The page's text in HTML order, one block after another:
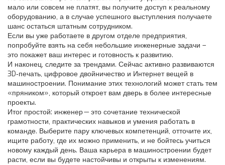
мало или совсем не платят, вы получите доступ к реальному
оборудованию, а в случае успешного выступления получаете
шанс остаться штатным сотрудником.
Если вы уже работаете в другом отделе предприятия,
попробуйте взять на себя небольшие инженерные задачи –
это покажет ваш интерес и готовность к развитию.
И наконец, следите за трендами. Сейчас активно развиваются
3D‑печать, цифровое двойничество и Интернет вещей в
машиностроении. Понимание этих технологий может стать тем
«пряником», который откроет вам дверь в более интересные
проекты.
Итог простой: инженер — это сочетание технической
грамотности, практических навыков и умения работать в
команде. Выберите пару ключевых компетенций, отточите их,
ищите работу, где их можно применить, и не бойтесь учиться
новому каждый день. Ваша карьера в машиностроении будет
расти, если вы будете настойчивы и открыты к изменениям.